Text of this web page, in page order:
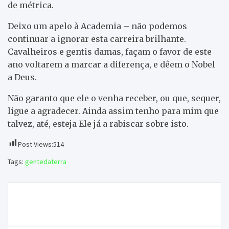
de métrica.
Deixo um apelo à Academia – não podemos
continuar a ignorar esta carreira brilhante.
Cavalheiros e gentis damas, façam o favor de este
ano voltarem a marcar a diferença, e dêem o Nobel
a Deus.
Não garanto que ele o venha receber, ou que, sequer,
ligue a agradecer. Ainda assim tenho para mim que
talvez, até, esteja Ele já a rabiscar sobre isto.
Post Views:514
Tags: gentedaterra
artigos